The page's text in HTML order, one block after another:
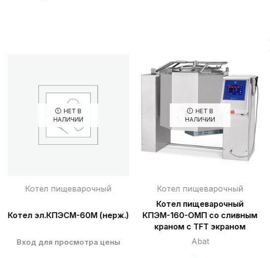
НЕТ В
НАЛИЧИИ
Котел пищеварочный
Котел эл.КПЭСМ-60М (нерж.)
Вход для просмотра цены
НЕТ В
НАЛИЧИИ
Котел пищеварочный
Котел пищеварочный
КПЭМ-160-ОМП со сливным
краном с TFT экраном
Abat